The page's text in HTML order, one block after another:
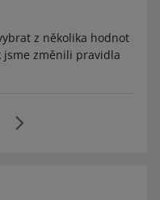
z několika hodnot
jsme změnili pravidla